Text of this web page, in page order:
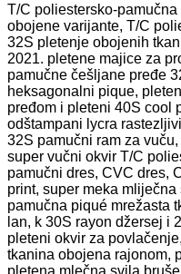
T/C poliestersko-
obojene varijante, T/C
32S pletenje obojenih
2021. pletene majice za
pamučne češljane pređe
heksagonalni pique,
pređom i pleteni 40S cool
odštampani lycra
32S pamučni ram za
super vučni okvir T/C
pamučni dres, CVC dres,
print, super meka
pamučna piqué mrežasta
lan, k 30S rayon džersej i
pleteni okvir za
tkanina obojena rajonom,
pletena mlečna svila